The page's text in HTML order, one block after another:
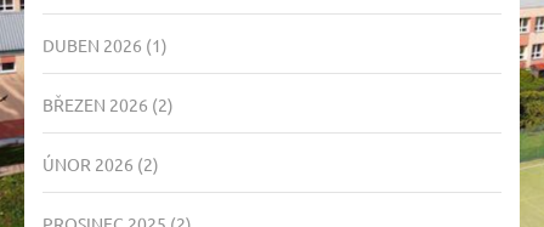
DUBEN 2026 (1)
BŘEZEN 2026 (2)
ÚNOR 2026 (2)